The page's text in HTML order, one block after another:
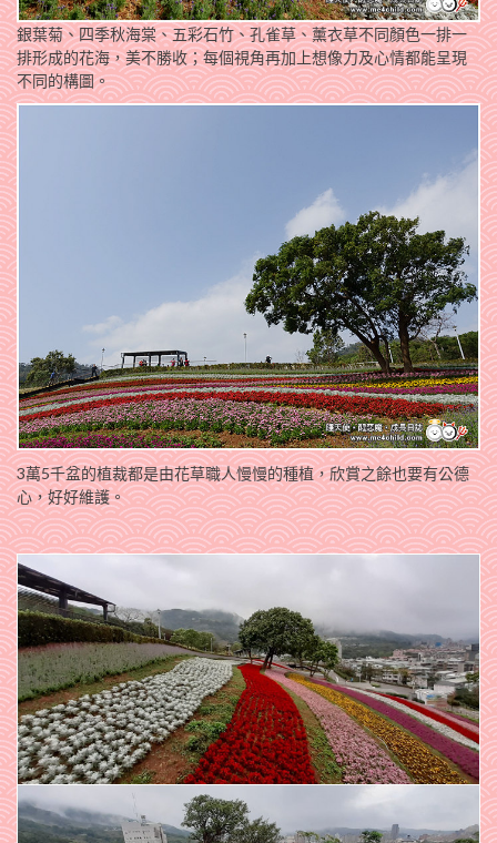
銀葉菊、四季秋海棠、五彩石竹、孔雀草、薰衣草不同顏色一排一
排形成的花海，美不勝收；每個視角再加上想像力及心情都能呈現
不同的構圖。
3萬5千盆的植裁都是由花草職人慢慢的種植，欣賞之餘也要有公德
心，好好維護。